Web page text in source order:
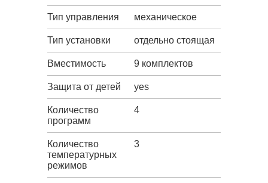
Тип управления механическое
Тип установки отдельно стоящая
Вместимость 9 комплектов
Защита от детей yes
Количество
программ
4
Количество
температурных
режимов
3